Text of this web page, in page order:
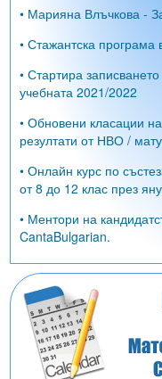
• Марияна Влъчкова -
• Стажантска
• Стартира
учебната 2021/2022
• Обновени класации
резултати от НВО /
• Онлайн курс по
от 8 до 12 клас през
• Ментори на
CantaBulgarian.